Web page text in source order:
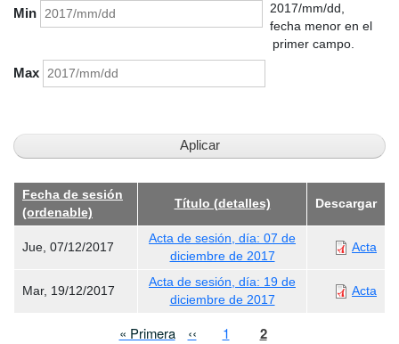
Min
Max
2017/mm/dd,
fecha menor en el
primer campo.
Fecha de sesión
(ordenable)
Título (detalles) Descargar
Jue, 07/12/2017
Acta de sesión, día: 07 de
diciembre de 2017
Acta
Mar, 19/12/2017
Acta de sesión, día: 19 de
diciembre de 2017
Acta
Primera página
« Primera Página anterior
‹‹ Page
1 Página actual
2